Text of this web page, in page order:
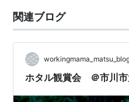
っちゃい😊 小さくてかわい
ろ姿も見せてくれました…
関連ブログ
ホタル観賞会 ＠市川市